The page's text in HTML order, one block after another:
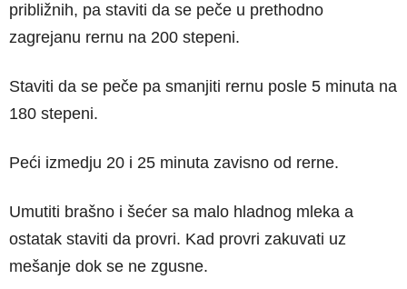
približnih, pa staviti da se peče u prethodno
zagrejanu rernu na 200 stepeni.
Staviti da se peče pa smanjiti rernu posle 5 minuta na
180 stepeni.
Peći izmedju 20 i 25 minuta zavisno od rerne.
Umutiti brašno i šećer sa malo hladnog mleka a
ostatak staviti da provri. Kad provri zakuvati uz
mešanje dok se ne zgusne.